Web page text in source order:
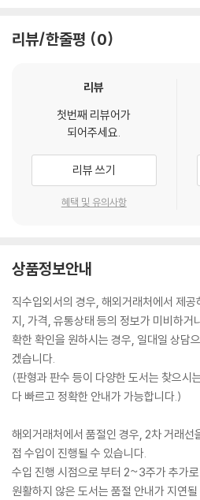
리뷰/한줄평 0
리뷰
첫번째 리뷰어가
되어주세요.
리뷰 쓰기
혜택 및 유의사항
상품정보안내
직수입외서의 경우, 해외거래처에서 제
지, 가격, 유통상태 등의 정보가 미비하거
확한 확인을 원하시는 경우, 일대일 상담
겠습니다.
(판형과 판수 등이 다양한 도서는 찾으시
다 빠르고 정확한 안내가 가능합니다.)
해외거래처에서 품절인 경우, 2차 거래선
접 수입이 진행될 수 있습니다.
수입 진행 시점으로 부터 2~3주가 추가
원활하지 않은 도서는 품절 안내가 지연